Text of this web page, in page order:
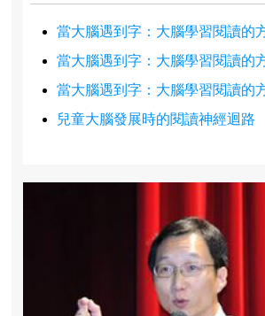
當大腦遇到字：大腦學習閱讀的
當大腦遇到字：大腦學習閱讀的
當大腦遇到字：大腦學習閱讀的
兒童大腦發展時的閱讀神經迴路